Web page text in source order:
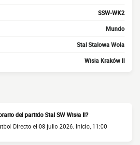
SSW-WK2
Mundo
Stal Stalowa Wola
Wisła Kraków II
del partido Stal SW Wisła II?
Directo el 08 julio 2026. Inicio, 11:00